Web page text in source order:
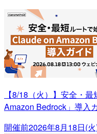
【8/18（火）】安全・
Amazon Bedrock」導入
開催前2026年8月18日(